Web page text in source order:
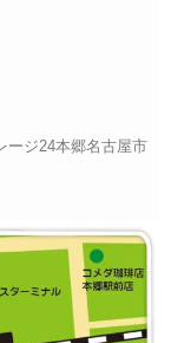
ジ24本郷名古屋市